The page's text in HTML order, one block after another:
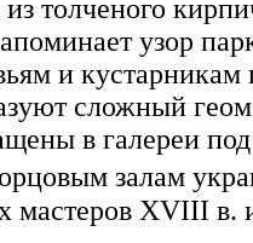
толченого
узор
и кустарникам
сложный
в галереи
залам
мастеров XVIII